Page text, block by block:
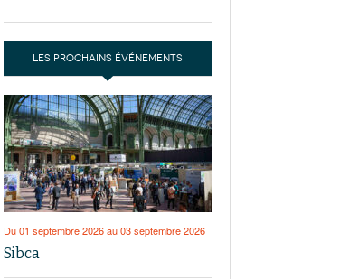
LES PROCHAINS ÉVÉNEMENTS
Du 01 septembre 2026 au 03 septembre 2026
Sibca